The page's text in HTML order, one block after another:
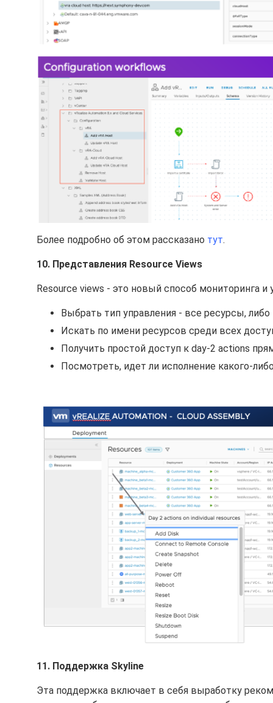
Более подробно об этом рассказано тут.
10. Представления Resource Views
Resource views - это новый способ мониторинга и
Выбрать тип управления - все ресурсы,
Искать по имени ресурсов среди всех
Получить простой доступ к day-2 actions
Посмотреть, идет ли исполнение какого-
11. Поддержка Skyline
Эта поддержка включает в себя выработку